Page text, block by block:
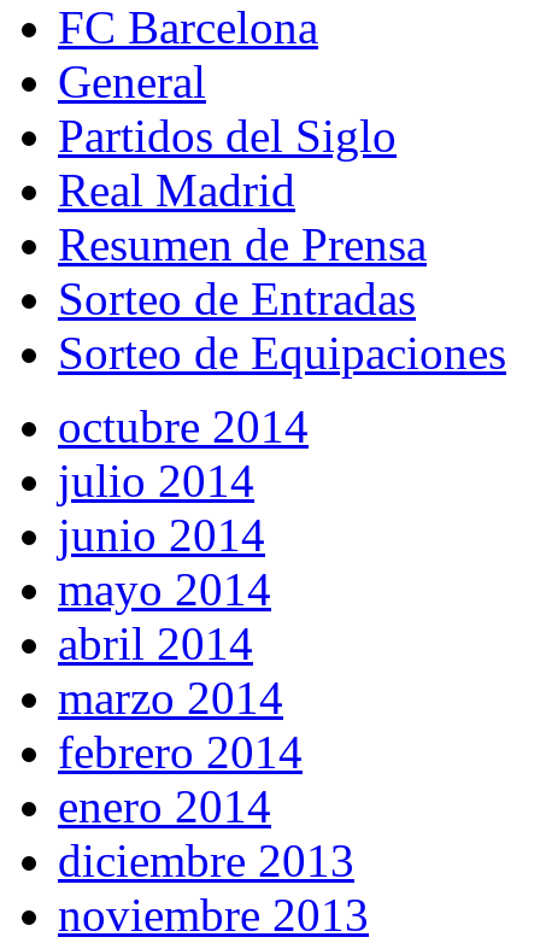
FC Barcelona
General
Partidos del Siglo
Real Madrid
Resumen de Prensa
Sorteo de Entradas
Sorteo de Equipaciones
octubre 2014
julio 2014
junio 2014
mayo 2014
abril 2014
marzo 2014
febrero 2014
enero 2014
diciembre 2013
noviembre 2013